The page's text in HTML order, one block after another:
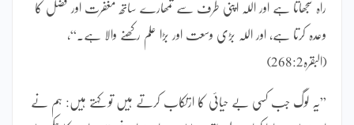
راہ سجھاتا ہے اور اللہ اپنی طرف سے تمھارے ساتھ مغفرت اور فضل کا
وعدہ کرتا ہے، اور اللہ بڑی وسعت اور بڑا علم رکھنے والا ہے۔“،
(البقرہ268:2)
”یہ لوگ جب کسی بے حیائی کا ارتکاب کرتے ہیں تو کہتے ہیں: ہم نے